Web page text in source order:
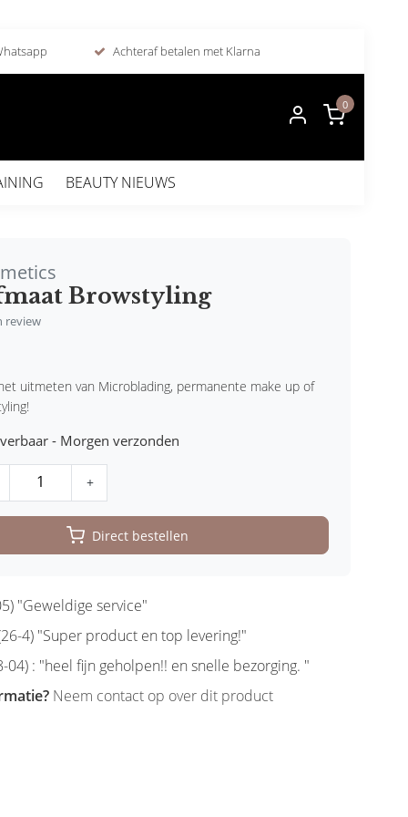
Achteraf betalen met Klarna
0
BEAUTY NIEUWS
Browstyling
review
uitmeten van Microblading, permanente make up of
- Morgen verzonden
+
Direct bestellen
"Geweldige service"
4) "Super product en top levering!"
04) : "heel fijn geholpen!! en snelle bezorging. "
Neem contact op over dit product